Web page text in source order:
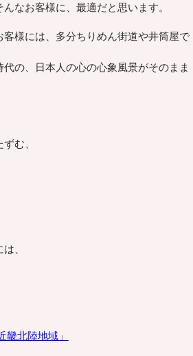
なお客様に、最適だと思います。
客様には、多分ちりめん街道や井筒屋で
の、日本人の心の心象風景がそのまま
む、
、
畿北陸地域」